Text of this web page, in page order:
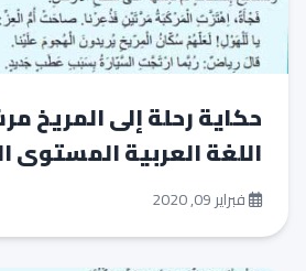
حكاية رحلة إلى المريخ
اللغة العربية المستوى
فبراير 09, 2020